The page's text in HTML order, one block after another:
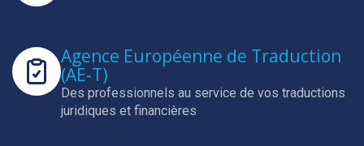
Agence Européenne de Traduction
(AE-T)
Des professionnels au service de vos traductions
juridiques et financières